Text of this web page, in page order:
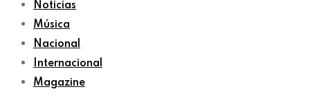
Noticias
Música
Nacional
Internacional
Magazine